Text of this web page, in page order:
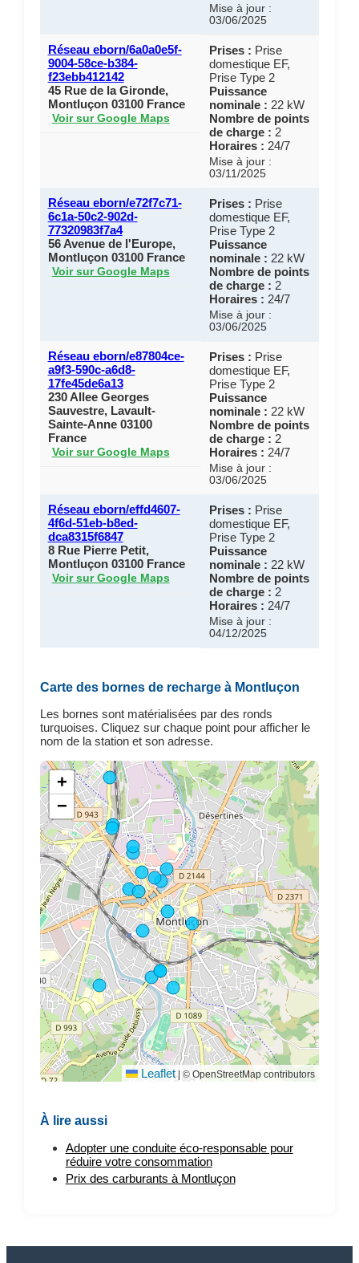
Mise à jour :
03/06/2025
Réseau eborn/6a0a0e5f-
9004-58ce-b384-
f23ebb412142
45 Rue de la Gironde,
Montluçon 03100 France
Voir sur Google Maps
Prises : Prise
domestique EF,
Prise Type 2
Puissance
nominale : 22 kW
Nombre de points
de charge : 2
Horaires : 24/7
Mise à jour :
03/11/2025
Réseau eborn/e72f7c71-
6c1a-50c2-902d-
77320983f7a4
56 Avenue de l'Europe,
Montluçon 03100 France
Voir sur Google Maps
Prises : Prise
domestique EF,
Prise Type 2
Puissance
nominale : 22 kW
Nombre de points
de charge : 2
Horaires : 24/7
Mise à jour :
03/06/2025
Réseau eborn/e87804ce-
a9f3-590c-a6d8-
17fe45de6a13
230 Allee Georges
Sauvestre, Lavault-
Sainte-Anne 03100
France
Voir sur Google Maps
Prises : Prise
domestique EF,
Prise Type 2
Puissance
nominale : 22 kW
Nombre de points
de charge : 2
Horaires : 24/7
Mise à jour :
03/06/2025
Réseau eborn/effd4607-
4f6d-51eb-b8ed-
dca8315f6847
8 Rue Pierre Petit,
Montluçon 03100 France
Voir sur Google Maps
Prises : Prise
domestique EF,
Prise Type 2
Puissance
nominale : 22 kW
Nombre de points
de charge : 2
Horaires : 24/7
Mise à jour :
04/12/2025
Carte des bornes de recharge à Montluçon
Les bornes sont matérialisées par des ronds
turquoises. Cliquez sur chaque point pour afficher le
nom de la station et son adresse.
+
−
Leaflet | © OpenStreetMap contributors
À lire aussi
Adopter une conduite éco-responsable pour
réduire votre consommation
Prix des carburants à Montluçon